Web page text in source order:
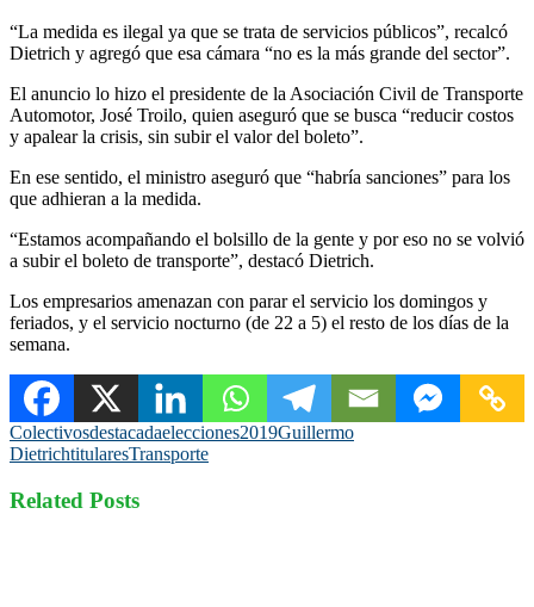
“La medida es ilegal ya que se trata de servicios públicos”, recalcó
Dietrich y agregó que esa cámara “no es la más grande del sector”.
El anuncio lo hizo el presidente de la Asociación Civil de Transporte
Automotor, José Troilo, quien aseguró que se busca “reducir costos
y apalear la crisis, sin subir el valor del boleto”.
En ese sentido, el ministro aseguró que “habría sanciones” para los
que adhieran a la medida.
“Estamos acompañando el bolsillo de la gente y por eso no se volvió
a subir el boleto de transporte”, destacó Dietrich.
Los empresarios amenazan con parar el servicio los domingos y
feriados, y el servicio nocturno (de 22 a 5) el resto de los días de la
semana.
Colectivosdestacadaelecciones2019Guillermo
DietrichtitularesTransporte
Related Posts